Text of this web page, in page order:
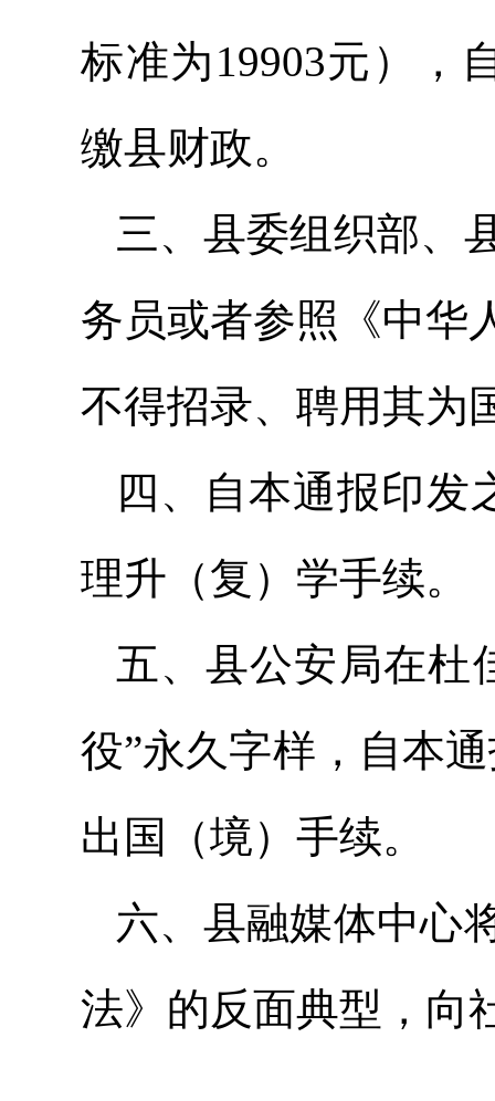
标准为19903元），
缴县财政。
三、县委组织部、
务员或者参照《中华
不得招录、聘用其为
四、自本通报印发
理升（复）学手续。
五、县公安局在杜
役”永久字样，自本
出国（境）手续。
六、县融媒体中心
法》的反面典型，向